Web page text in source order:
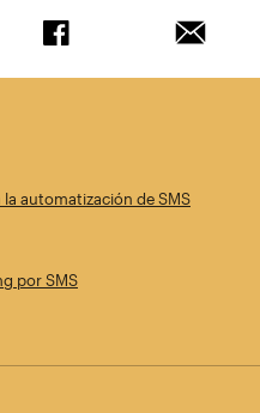
automatización de SMS
por SMS